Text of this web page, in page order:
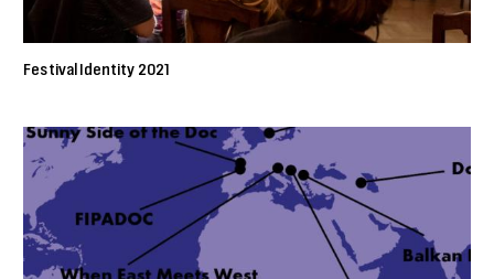
Festival Identity 2021